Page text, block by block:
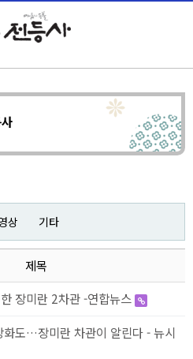
상 기타
제목
장미란 2차관 -연합뉴스
화도…장미란 차관이 알린다 - 뉴시